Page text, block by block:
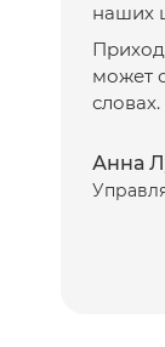
наших
может
словах.
Анна